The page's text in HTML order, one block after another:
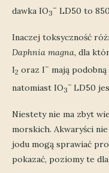
dawka IO3
– LD50 to
Inaczej toksyczność
Daphnia magna, dla
I2 oraz I– mają
natomiast IO3
– LD50
Niestety nie ma zbyt
morskich. Akwaryści
jodu mogą sprawiać
pokazać, poziomy te